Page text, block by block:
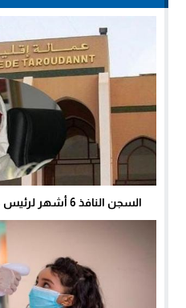
السجن النافذ 6 أشهر لرئيس جماعة بيجيدي بعد متابعته...